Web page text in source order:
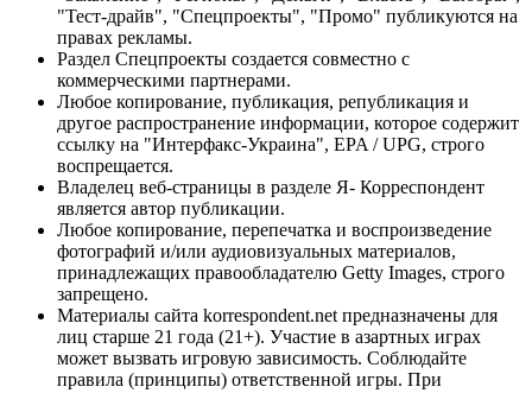
"Тест-драйв", "Спецпроекты", "Промо" публикуются на
правах рекламы.
Раздел Спецпроекты создается совместно с
коммерческими партнерами.
Любое копирование, публикация, републикация и
другое распространение информации, которое содержит
ссылку на "Интерфакс-Украина", EPA / UPG, строго
воспрещается.
Владелец веб-страницы в разделе Я- Корреспондент
является автор публикации.
Любое копирование, перепечатка и воспроизведение
фотографий и/или аудиовизуальных материалов,
принадлежащих правообладателю Getty Images, строго
запрещено.
Материалы сайта korrespondent.net предназначены для
лиц старше 21 года (21+). Участие в азартных играх
может вызвать игровую зависимость. Соблюдайте
правила (принципы) ответственной игры. При